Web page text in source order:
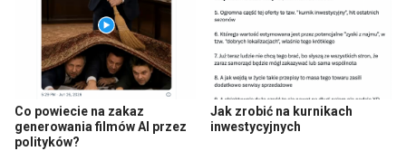
Co powiecie na zakaz
generowania filmów AI przez
polityków?
Jak zrobić na kurnikach
inwestycyjnych